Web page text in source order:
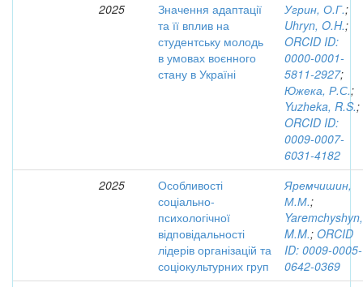
2025
Значення адаптації
та її вплив на
студентську молодь
в умовах воєнного
стану в Україні
Угрин, О.Г.;
Uhryn, O.H.;
ORCID ID:
0000-0001-
5811-2927;
Южека, Р.С.;
Yuzheka, R.S.;
ORCID ID:
0009-0007-
6031-4182
2025
Особливості
соціально-
психологічної
відповідальності
лідерів організацій та
соціокультурних груп
Яремчишин,
М.М.;
Yaremchyshyn,
M.M.; ORCID
ID: 0009-0005-
0642-0369